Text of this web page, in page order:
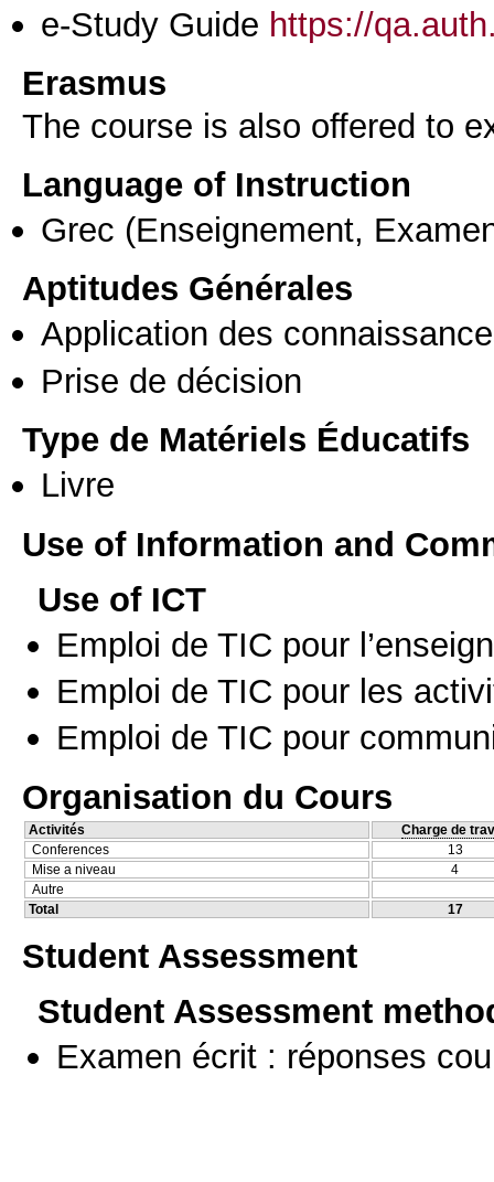
e-Study Guide https://
Erasmus
The course is also offered to
Language of Instruction
Grec (Enseignement,
Aptitudes Générales
Application des
Prise de décision
Type de Matériels Éducatifs
Livre
Use of Information and
Use of ICT
Emploi de TIC pour
Emploi de TIC pour les
Emploi de TIC pour
Organisation du Cours
Activités
Charge de
Conferences
13
Mise a niveau
4
Autre
Total
17
Student Assessment
Student Assessment
Examen écrit : réponses